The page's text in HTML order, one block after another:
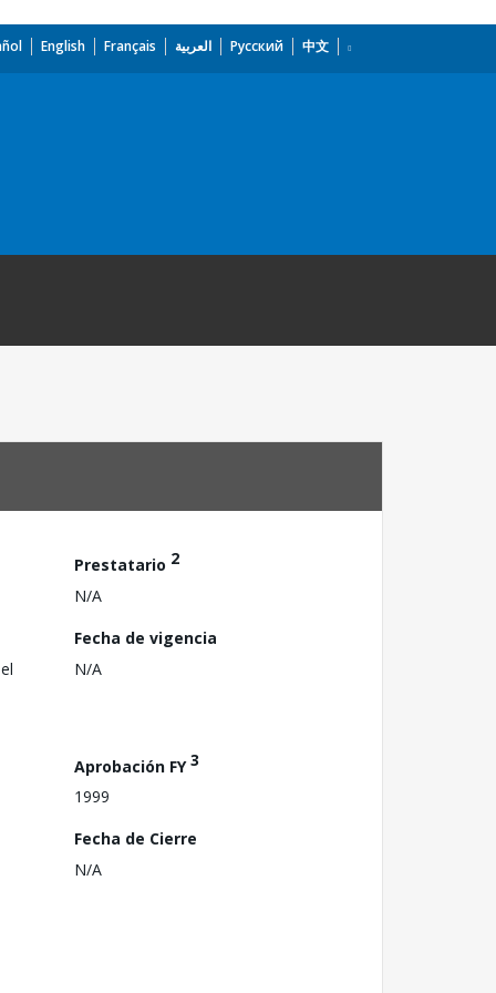
English Français العربية Русский 中文
Prestatario 2
N/A
Fecha de vigencia
N/A
Aprobación FY3
1999
Fecha de Cierre
N/A